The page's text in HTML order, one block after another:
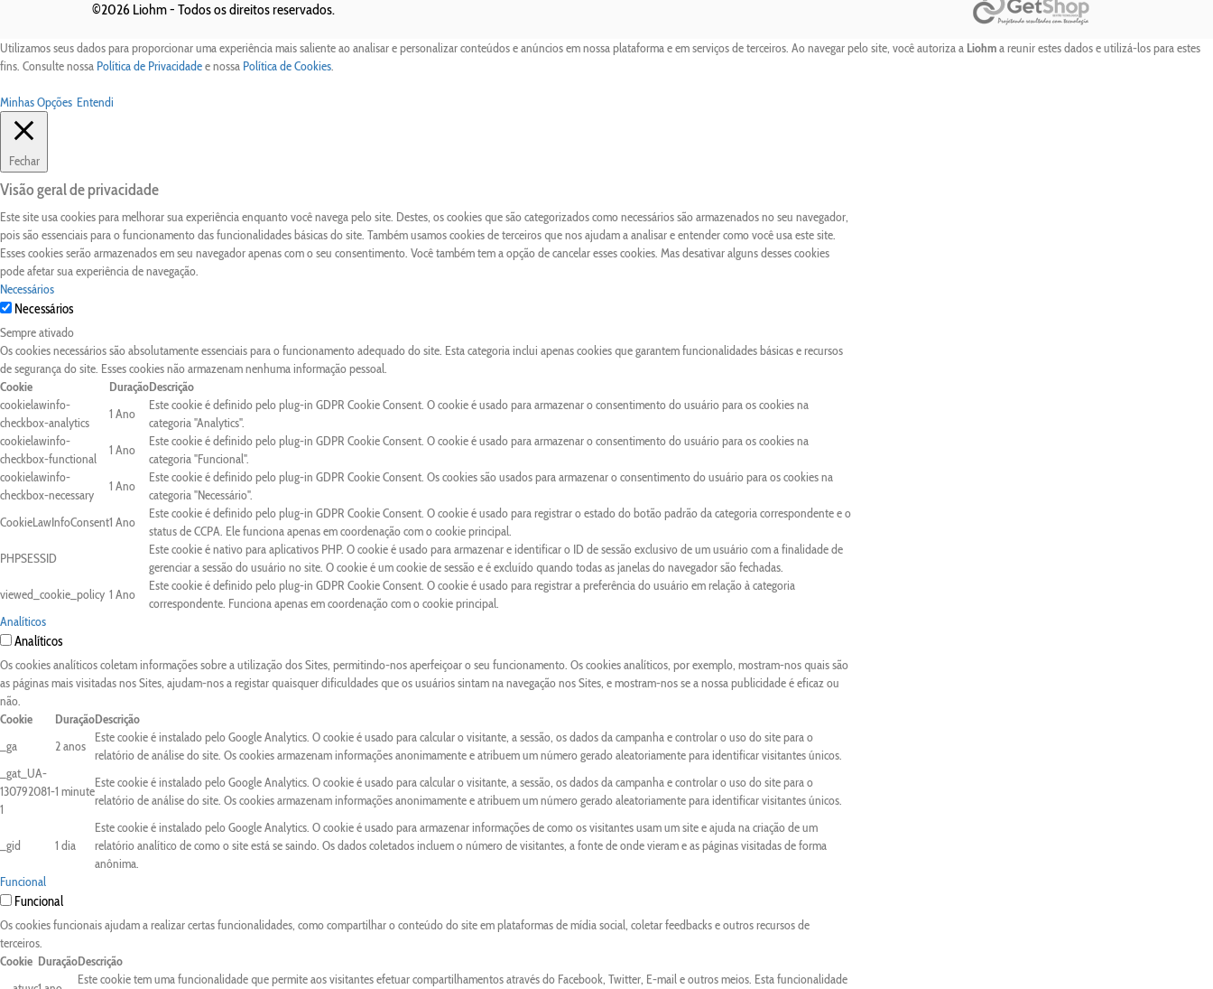
©2026 Liohm - Todos os direitos reservados.
Utilizamos seus dados para proporcionar uma experiência mais saliente ao analisar e personalizar conteúdos e anúncios em nossa plataforma e em serviços de terceiros. Ao navegar pelo site, você autoriza a Liohma reunir estes dados e utilizá-los para estes
fins. Consulte nossa Política de Privacidadee nossa Política de Cookies.
Minhas Opções Entendi
Fechar
Visão geral de privacidade
Este site usa cookies para melhorar sua experiência enquanto você navega pelo site. Destes, os cookies que são categorizados como necessários são armazenados no seu navegador,
pois são essenciais para o funcionamento das funcionalidades básicas do site. Também usamos cookies de terceiros que nos ajudam a analisar e entender como você usa este site.
Esses cookies serão armazenados em seu navegador apenas com o seu consentimento. Você também tem a opção de cancelar esses cookies. Mas desativar alguns desses cookies
pode afetar sua experiência de navegação.
Necessários
Necessários
Sempre ativado
Os cookies necessários são absolutamente essenciais para o funcionamento adequado do site. Esta categoria inclui apenas cookies que garantem funcionalidades básicas e recursos
de segurança do site. Esses cookies não armazenam nenhuma informação pessoal.
Cookie
DuraçãoDescrição
cookielawinfo-
checkbox-analytics
1 Ano
Este cookie é definido pelo plug-in GDPR Cookie Consent. O cookie é usado para armazenar o consentimento do usuário para os cookies na
categoria "Analytics".
cookielawinfo-
checkbox-functional
1 Ano
Este cookie é definido pelo plug-in GDPR Cookie Consent. O cookie é usado para armazenar o consentimento do usuário para os cookies na
categoria "Funcional".
cookielawinfo-
checkbox-necessary
1 Ano
Este cookie é definido pelo plug-in GDPR Cookie Consent. Os cookies são usados para armazenar o consentimento do usuário para os cookies na
categoria "Necessário".
CookieLawInfoConsent1 Ano
Este cookie é definido pelo plug-in GDPR Cookie Consent. O cookie é usado para registrar o estado do botão padrão da categoria correspondente e o
status de CCPA. Ele funciona apenas em coordenação com o cookie principal.
PHPSESSID
Este cookie é nativo para aplicativos PHP. O cookie é usado para armazenar e identificar o ID de sessão exclusivo de um usuário com a finalidade de
gerenciar a sessão do usuário no site. O cookie é um cookie de sessão e é excluído quando todas as janelas do navegador são fechadas.
viewed_cookie_policy 1 Ano
Este cookie é definido pelo plug-in GDPR Cookie Consent. O cookie é usado para registrar a preferência do usuário em relação à categoria
correspondente. Funciona apenas em coordenação com o cookie principal.
Analíticos
Analíticos
Os cookies analíticos coletam informações sobre a utilização dos Sites, permitindo-nos aperfeiçoar o seu funcionamento. Os cookies analíticos, por exemplo, mostram-nos quais são
as páginas mais visitadas nos Sites, ajudam-nos a registar quaisquer dificuldades que os usuários sintam na navegação nos Sites, e mostram-nos se a nossa publicidade é eficaz ou
não.
Cookie
DuraçãoDescrição
_ga
2 anos
Este cookie é instalado pelo Google Analytics. O cookie é usado para calcular o visitante, a sessão, os dados da campanha e controlar o uso do site para o
relatório de análise do site. Os cookies armazenam informações anonimamente e atribuem um número gerado aleatoriamente para identificar visitantes únicos.
_gat_UA-
130792081-
1
1 minute
Este cookie é instalado pelo Google Analytics. O cookie é usado para calcular o visitante, a sessão, os dados da campanha e controlar o uso do site para o
relatório de análise do site. Os cookies armazenam informações anonimamente e atribuem um número gerado aleatoriamente para identificar visitantes únicos.
_gid 1 dia
Este cookie é instalado pelo Google Analytics. O cookie é usado para armazenar informações de como os visitantes usam um site e ajuda na criação de um
relatório analítico de como o site está se saindo. Os dados coletados incluem o número de visitantes, a fonte de onde vieram e as páginas visitadas de forma
anônima.
Funcional
Funcional
Os cookies funcionais ajudam a realizar certas funcionalidades, como compartilhar o conteúdo do site em plataformas de mídia social, coletar feedbacks e outros recursos de
terceiros.
Cookie DuraçãoDescrição
Este cookie tem uma funcionalidade que permite aos visitantes efetuar compartilhamentos através do Facebook, Twitter, E-mail e outros meios. Esta funcionalidade